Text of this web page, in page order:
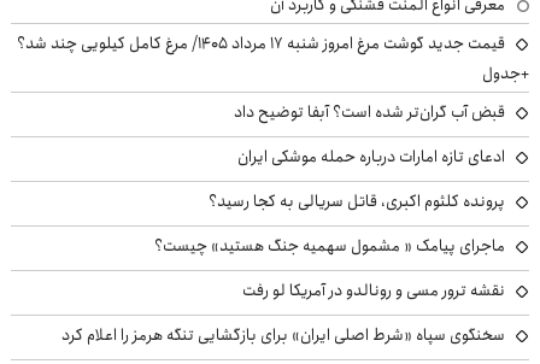
قیمت جدید گوشت مرغ امروز شنبه ۱۷ مرداد ۱۴۰۵/ مرغ کامل کیلویی چند شد؟
+جدول
قبض آب گران‌تر شده است؟ آبفا توضیح داد
ادعای تازه امارات درباره حمله موشکی ایران
پرونده کلثوم اکبری، قاتل سریالی به کجا رسید؟
ماجرای پیامک « مشمول سهمیه جنگ هستید» چیست؟
نقشه ترور مسی و رونالدو در آمریکا لو رفت
سخنگوی سپاه «شرط اصلی ایران» برای بازگشایی تنگه هرمز را اعلام کرد